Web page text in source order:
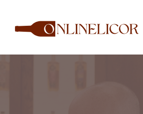
contenido